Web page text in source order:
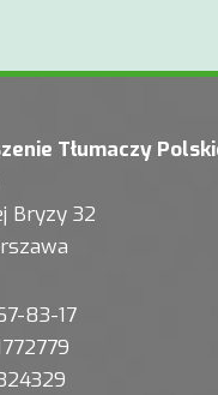
Tłumaczy
Bryzy 32
83-17